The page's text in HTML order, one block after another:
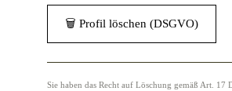
🗑 Profil löschen (DSGVO)
Sie haben das Recht auf Löschung gemäß Art. 17